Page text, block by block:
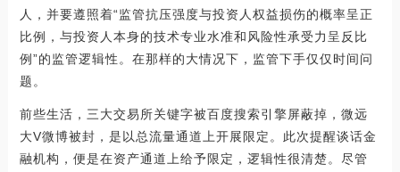
人，并要遵照着“监管抗压强度与投资人权益损伤的概率呈正
比例，与投资人本身的技术专业水准和风险性承受力呈反比
例”的监管逻辑性。在那样的大情况下，监管下手仅仅时间问
题。
前些生活，三大交易所关键字被百度搜索引擎屏蔽掉，微远
大V微博被封，是以总流量通道上开展限定。此次提醒谈话金
融机构，便是在资产通道上给予限定，逻辑性很清楚。尽管